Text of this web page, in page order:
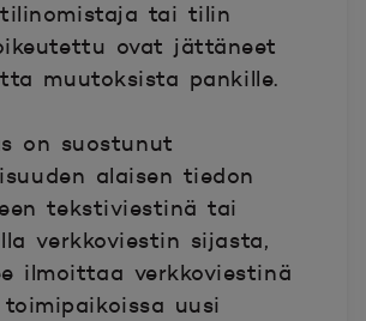
tai tilin
ovat jättäneet
muutoksista pankille.
on suostunut
alaisen tiedon
tekstiviestinä tai
verkkoviestin sijasta,
ilmoittaa verkkoviestinä
uusi